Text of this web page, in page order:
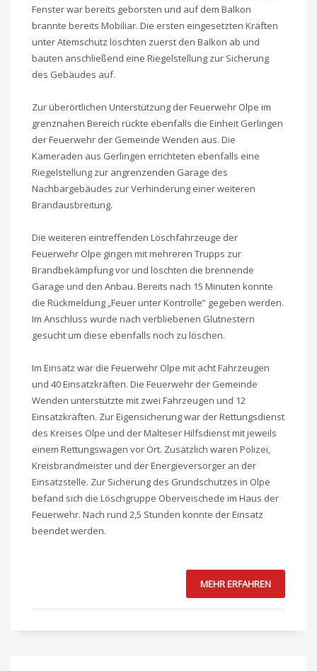
Fenster war bereits geborsten und auf dem Balkon
brannte bereits Mobiliar. Die ersten eingesetzten Kräften
unter Atemschutz löschten zuerst den Balkon ab und
bauten anschließend eine Riegelstellung zur Sicherung
des Gebäudes auf.
Zur überörtlichen Unterstützung der Feuerwehr Olpe im
grenznahen Bereich rückte ebenfalls die Einheit Gerlingen
der Feuerwehr der Gemeinde Wenden aus. Die
Kameraden aus Gerlingen errichteten ebenfalls eine
Riegelstellung zur angrenzenden Garage des
Nachbargebäudes zur Verhinderung einer weiteren
Brandausbreitung.
Die weiteren eintreffenden Löschfahrzeuge der
Feuerwehr Olpe gingen mit mehreren Trupps zur
Brandbekämpfung vor und löschten die brennende
Garage und den Anbau. Bereits nach 15 Minuten konnte
die Rückmeldung „Feuer unter Kontrolle“ gegeben werden.
Im Anschluss wurde nach verbliebenen Glutnestern
gesucht um diese ebenfalls noch zu löschen.
Im Einsatz war die Feuerwehr Olpe mit acht Fahrzeugen
und 40 Einsatzkräften. Die Feuerwehr der Gemeinde
Wenden unterstützte mit zwei Fahrzeugen und 12
Einsatzkräften. Zur Eigensicherung war der Rettungsdienst
des Kreises Olpe und der Malteser Hilfsdienst mit jeweils
einem Rettungswagen vor Ort. Zusätzlich waren Polizei,
Kreisbrandmeister und der Energieversorger an der
Einsatzstelle. Zur Sicherung des Grundschutzes in Olpe
befand sich die Löschgruppe Oberveischede im Haus der
Feuerwehr. Nach rund 2,5 Stunden konnte der Einsatz
beendet werden.
MEHR ERFAHREN